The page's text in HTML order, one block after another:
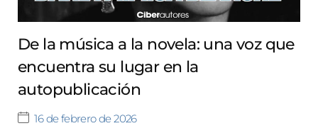
De la música a la novela: una voz que
encuentra su lugar en la
autopublicación
16 de febrero de 2026